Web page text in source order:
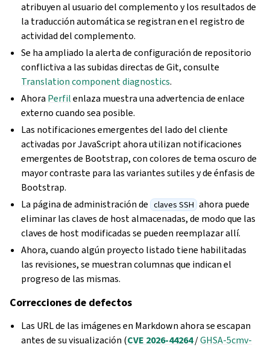
atribuyen al usuario del complemento y los resultados de
la traducción automática se registran en el registro de
actividad del complemento.
Se ha ampliado la alerta de configuración de repositorio
conflictiva a las subidas directas de Git, consulte
Translation component diagnostics.
Ahora Perfilenlaza muestra una advertencia de enlace
externo cuando sea posible.
Las notificaciones emergentes del lado del cliente
activadas por JavaScript ahora utilizan notificaciones
emergentes de Bootstrap, con colores de tema oscuro de
mayor contraste para las variantes sutiles y de énfasis de
Bootstrap.
La página de administración de claves SSH ahora puede
eliminar las claves de host almacenadas, de modo que las
claves de host modificadas se pueden reemplazar allí.
Ahora, cuando algún proyecto listado tiene habilitadas
las revisiones, se muestran columnas que indican el
progreso de las mismas.
Correcciones de defectos
Las URL de las imágenes en Markdown ahora se escapan
antes de su visualización (CVE 2026-44264/GHSA-5cmv-